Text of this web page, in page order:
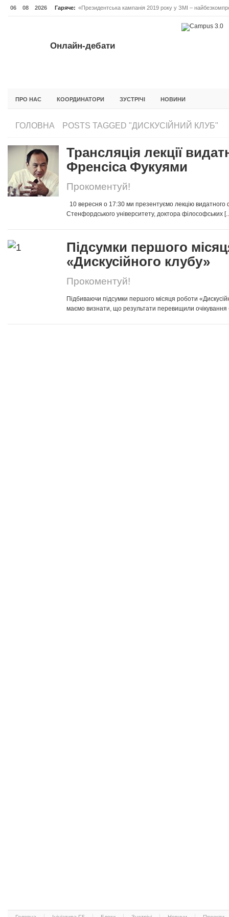
06 08 2026 Гаряче: «Президентська кампанія 2019 року у ЗМІ –
Онлайн-дебати #Відповідальне лідерство. Випуск 3
Онлайн-дебати
ПРО НАС КООРДИНАТОРИ ЗУСТРІЧІ НОВИНИ
ГОЛОВНА POSTS TAGGED "ДИСКУСІЙНИЙ КЛУБ"
Трансляція лекції
Френсіса Фукуями
Прокоментуй!
10 вересня о 17:30 ми презентуємо лекцію
Стенфордського університету, доктора філософських
Підсумки першого
«Дискусійного клубу»
Прокоментуй!
Підбиваючи підсумки першого місяця роботи
маємо визнати, що результати перевищили очікування